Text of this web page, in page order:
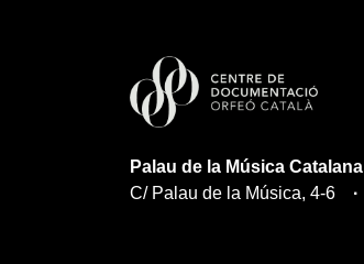
Palau de la Música Catalana
C/ Palau de la Música, 4-6